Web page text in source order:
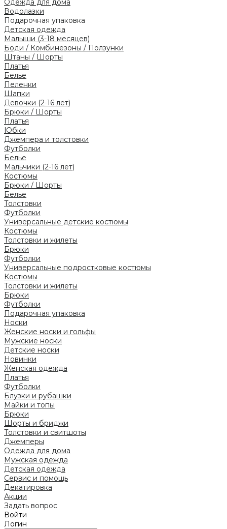
Водолазки
Подарочная упаковка
Детская одежда
Малыши (3-18 месяцев)
Боди / Комбинезоны / Ползунки
Штаны / Шорты
Платья
Белье
Пеленки
Шапки
Девочки (2-16 лет)
Брюки / Шорты
Платья
Юбки
Джемпера и толстовки
Футболки
Белье
Мальчики (2-16 лет)
Костюмы
Брюки / Шорты
Белье
Толстовки
Футболки
Универсальные детские костюмы
Костюмы
Толстовки и жилеты
Брюки
Футболки
Универсальные подростковые костюмы
Костюмы
Толстовки и жилеты
Брюки
Футболки
Подарочная упаковка
Носки
Женские носки и гольфы
Мужские носки
Детские носки
Новинки
Женская одежда
Платья
Футболки
Блузки и рубашки
Майки и топы
Брюки
Шорты и бриджи
Толстовки и свитшоты
Джемперы
Одежда для дома
Мужская одежда
Детская одежда
Сервис и помощь
Декатировка
Акции
Задать вопрос
Войти
Логин